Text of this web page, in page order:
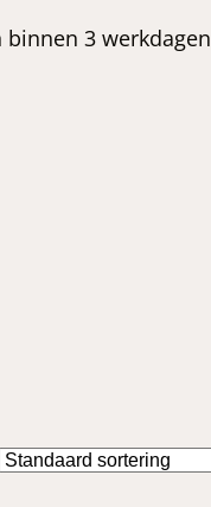
3 werkdagen